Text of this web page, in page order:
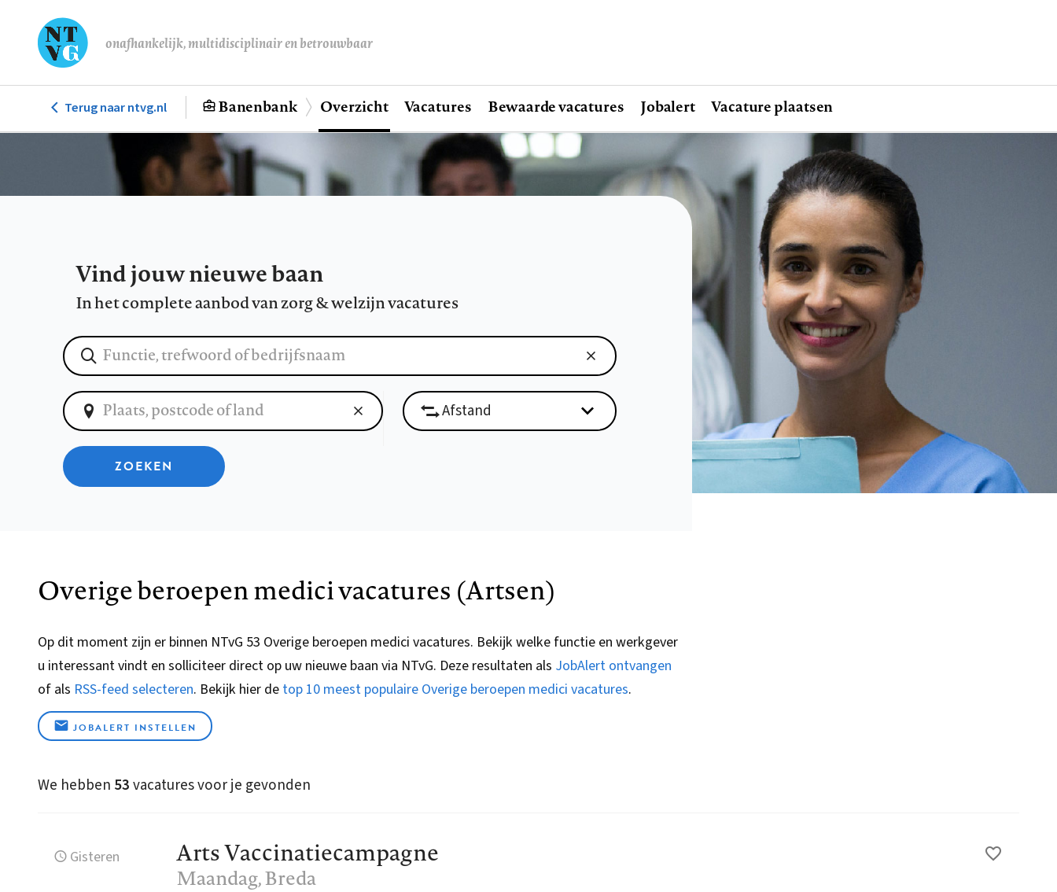
de
onafhankelijk, multidisciplinair en betrouwbaar
Hoofdnavigatie
Terug naar ntvg.nl Banenbank Overzicht Vacatures Bewaarde vacatures Jobalert Vacature plaatsen
Vind jouw nieuwe baan
In het complete aanbod van zorg & welzijn vacatures
ZOEKEN
Overige beroepen medici vacatures (Artsen)
Op dit moment zijn er binnen NTvG 53 Overige beroepen medici vacatures. Bekijk welke functie en werkgever
u interessant vindt en solliciteer direct op uw nieuwe baan via NTvG. Deze resultaten als JobAlert ontvangen
of als RSS-feed selecteren. Bekijk hier de top 10 meest populaire Overige beroepen medici vacatures.
JOBALERT INSTELLEN
We hebben 53vacatures voor je gevonden
Gisteren Arts Vaccinatiecampagne
Maandag, Breda